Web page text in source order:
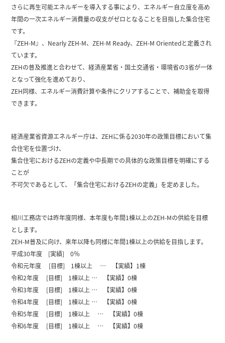
さらに再生可能エネルギーを導入する事により、エネルギー自立度を高め
年間の一次エネルギー消費量の収支がゼロとなることを目指した集合住宅
です。
『ZEH-M』、Nearly ZEH-M、ZEH-M Ready、ZEH-M Orientedと定義され
ています。
ZEHの普及推進と合わせて、経済産業省・国土交通省・環境省の3省が一体
となって強化を進めており、
ZEH同様、エネルギー消費計算や条件にクリアすることで、補助金を取得
できます。
経済産業省資源エネルギー庁は、ZEHに係る2030年の政策目標において集
合住宅を位置づけ、
集合住宅におけるZEHの定義や中長期での具体的な政策目標を明確にする
ことが
不可欠であるとして、「集合住宅におけるZEHの定義」を定めました。
相川工務店では昨年度同様、本年度も年間1棟以上のZEH-Mの供給を目標
とします。
ZEH-M普及に向け、来年以降も同様に年間1棟以上の供給を目指します。
平成30年度 [実績] 0％
令和元年度 [目標] 1棟以上 … 【実績】1棟
令和2年度 [目標] 1棟以上 … 【実績】0棟
令和3年度 [目標] 1棟以上 … 【実績】0棟
令和4年度 [目標] 1棟以上 … 【実績】0棟
令和5年度 [目標] 1棟以上 … 【実績】0棟
令和6年度 [目標] 1棟以上 … 【実績】0棟